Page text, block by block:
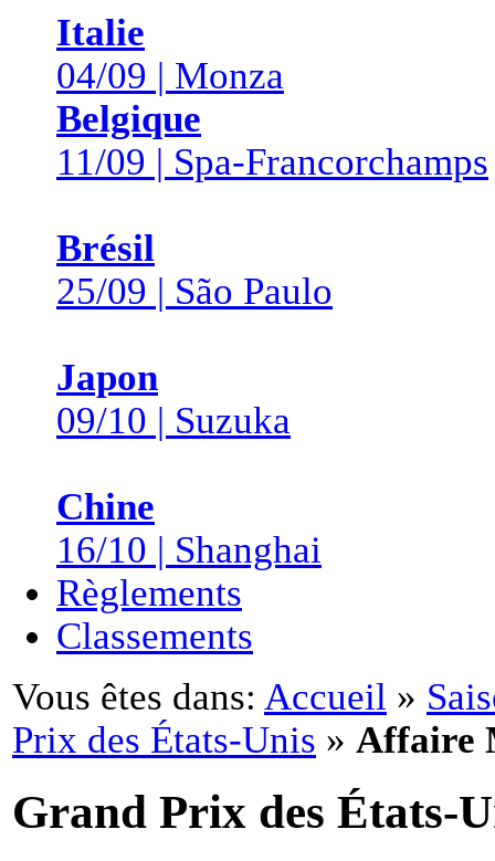
Italie
04/09 | Monza
Belgique
11/09 | Spa-Francorchamps
Brésil
25/09 | São Paulo
Japon
09/10 | Suzuka
Chine
16/10 | Shanghai
Règlements
Classements
Vous êtes dans: Accueil »
Prix des États-Unis » Affaire
Grand Prix des États-